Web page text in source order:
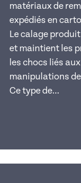
matériaux de
expédiés en
Le calage
et maintient les
les chocs liés
manipulations
Ce type de...